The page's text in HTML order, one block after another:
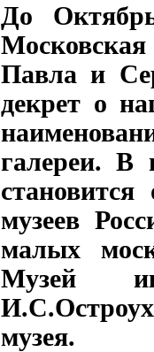
До
Павла и
декрет о
галереи. В
музеев
малых
Музей
музея.